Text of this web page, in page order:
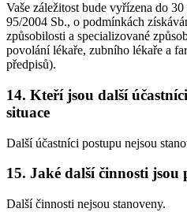
Vaše záležitost bude vyřízena do
95/2004 Sb., o podmínkách
způsobilosti a specializované
povolání lékaře, zubního lékaře a
předpisů).
14. Kteří jsou další
situace
Další účastníci postupu nejsou
15. Jaké další činnosti jsou
Další činnosti nejsou stanoveny.